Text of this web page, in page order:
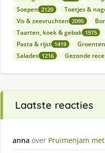
Soepen 2120 Toetjes &
Vis & zeevruchten 2095
Taarten, koek & gebak 1975
Pasta & rijst 1419 Groenten
Salades 1216 Gezonde
Laatste reacties
anna over Pruimenjam